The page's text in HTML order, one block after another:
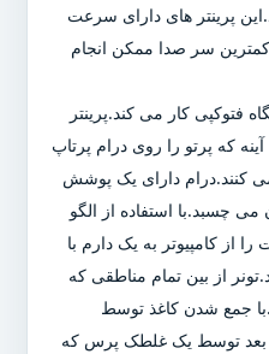
پرینتر های دارای سرعت
کمترین سر صدا ممکن انجام
فتوکپی کار می کند.پرینتر
که پرتو را روی درام پرتاپ
می کنند.درام دارای یک پوشش
چسبد.با استفاده از الگو
از کامپیوتر به یک دارم با
از بین تمام مناطقی که
جمع شدن کاغذ توسط
و بعد توسط یک غلطک پرس که